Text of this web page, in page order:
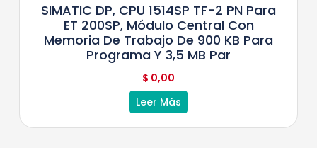
SIMATIC DP, CPU 1514SP TF-2 PN Para
ET 200SP, Módulo Central Con
Memoria De Trabajo De 900 KB Para
Programa Y 3,5 MB Par
$ 0,00
Leer Más